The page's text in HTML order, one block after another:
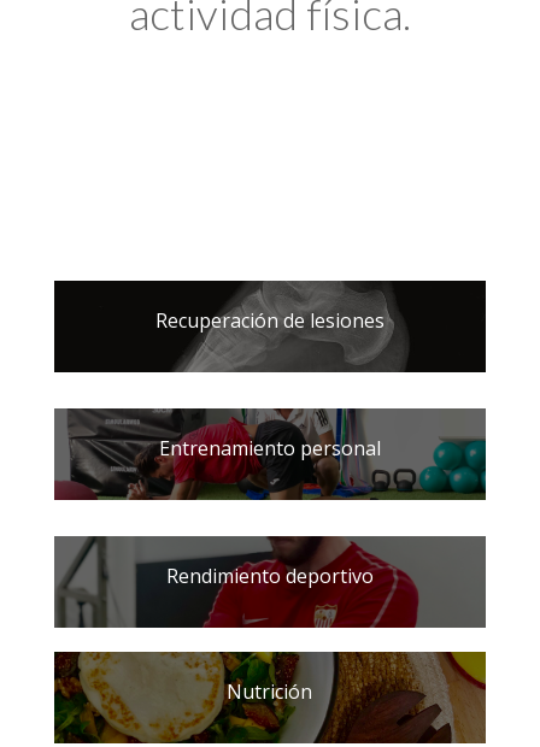
actividad física.
Recuperación de lesiones
Entrenamiento personal
Rendimiento deportivo
Nutrición